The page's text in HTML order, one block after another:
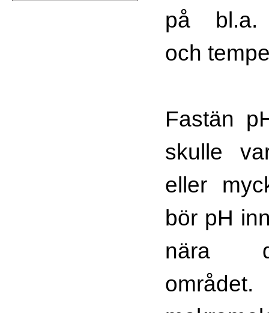
på bl.a.
och
Fastän
skulle
eller
bör pH
nära